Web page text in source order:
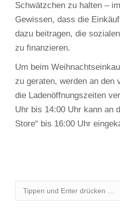
Schwätzchen zu halten –
Gewissen, dass die
dazu beitragen, die
zu finanzieren.
Um beim
zu geraten, werden an den
die Ladenöffnungszeiten
Uhr bis 14:00 Uhr kann an
Store“ bis 16:00 Uhr
Search: